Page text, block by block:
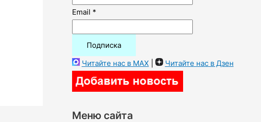
Email *
Читайте нас в MAX Читайте нас в Дзен
Меню сайта